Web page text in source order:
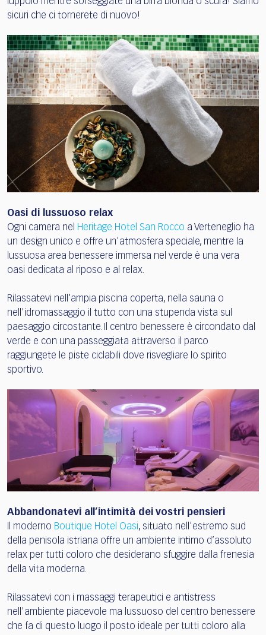
sicuri che ci tornerete di nuovo!
Oasi di lussuoso relax
Ogni camera nel
Heritage Hotel San Rocco a Verteneglio ha
un design unico e offre un'atmosfera speciale, mentre la
lussuosa area benessere immersa nel verde è una vera
oasi dedicata al riposo e al relax.
Rilassatevi nell’ampia piscina coperta, nella sauna o
nell'idromassaggio il tutto con una stupenda vista sul
paesaggio circostante. Il centro benessere è circondato dal
verde e con una passeggiata attraverso il parco
raggiungete le piste ciclabili dove risvegliare lo spirito
sportivo.
Abbandonatevi all’intimità dei vostri pensieri
Il moderno Boutique Hotel Oasi , situato nell'estremo sud
della penisola istriana offre un ambiente intimo d’assoluto
relax per tutti coloro che desiderano sfuggire dalla frenesia
della vita moderna.
Rilassatevi con i massaggi terapeutici e antistress
nell'ambiente piacevole ma lussuoso del centro benessere
che fa di questo luogo il posto ideale per tutti coloro alla